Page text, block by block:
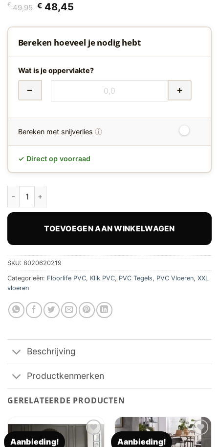
€49,95 Oorspronkelijke
prijs
was:
€48,45Huidige
is:
Bereken hoeveel je nodig hebt
Wat is je oppervlakte?
− +
Bereken met snijverlies ⓘ
✓ Direct op voorraad
TOEVOEGEN AAN WINKELWAGEN
SKU: 8020620219
Categorieën: Floorlife PVC, Klik PVC, PVC Tegels, PVC Vloeren, XXL
vloeren
Beschrijving
Productkenmerken
GERELATEERDE PRODUCTEN
Aanbieding!
Toevoegen
Aanbieding!
Toevoegen